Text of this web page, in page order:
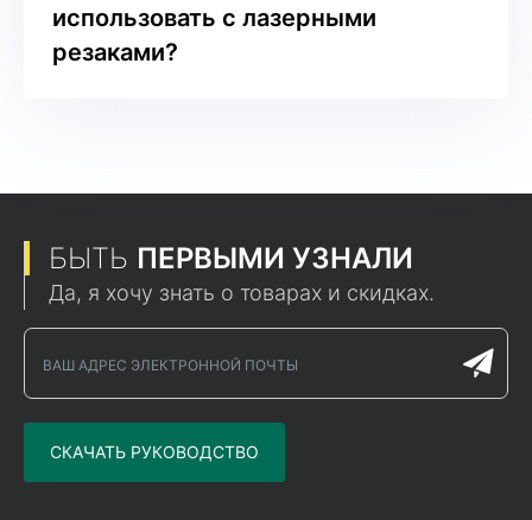
использовать с лазерными
резаками?
БЫТЬ ПЕРВЫМИ УЗНАЛИ
Да, я хочу знать о товарах и скидках.
СКАЧАТЬ РУКОВОДСТВО